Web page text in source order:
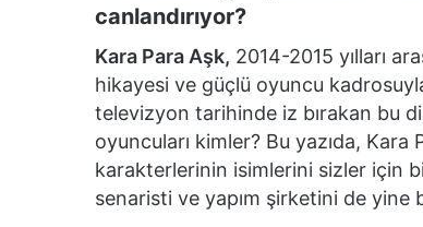
canlandırıyor?
Kara Para Aşk, 2014-2015 yılları
hikayesi ve güçlü oyuncu
televizyon tarihinde iz bırakan bu
oyuncuları kimler? Bu yazıda,
karakterlerinin isimlerini sizler için
senaristi ve yapım şirketini de yine